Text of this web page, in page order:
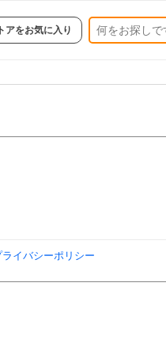
アをお気に入り
ライバシーポリシー